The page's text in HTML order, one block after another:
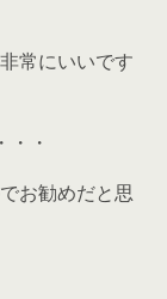
常にいいです
・
お勧めだと思